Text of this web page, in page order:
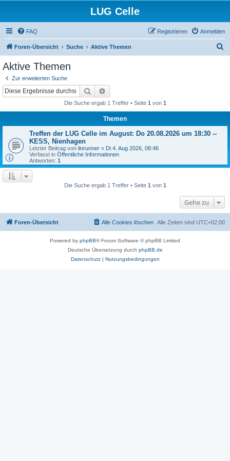
LUG Celle
FAQ Anmelden
Registrieren
Foren-Übersicht Suche Aktive Themen
Aktive Themen
Zur erweiterten Suche
Suche
Die Suche ergab 1 Treffer • Seite 1 von 1
Themen
Treffen der LUG Celle im August: Do 20.08.2026 um 18:30 --
KESS, Nienhagen
Letzter Beitrag von linrunner « Di 4. Aug 2026, 08:46
Verfasst in Öffentliche Informationen
Antworten: 1
Die Suche ergab 1 Treffer • Seite 1 von 1
Gehe zu
Foren-Übersicht Alle Zeiten sind UTC+02:00
Alle Cookies löschen
Powered by phpBB® Forum Software © phpBB Limited
Deutsche Übersetzung durch phpBB.de
Datenschutz| Nutzungsbedingungen